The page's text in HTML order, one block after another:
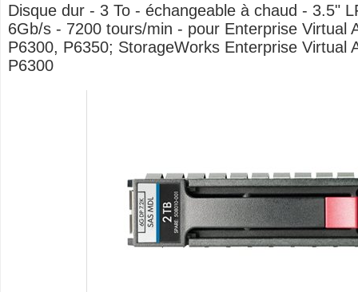
Disque dur - 3 To - échangeable à chaud - 3.5"
6Gb/s - 7200 tours/min - pour Enterprise Virtual
P6300, P6350; StorageWorks Enterprise Virtual
P6300